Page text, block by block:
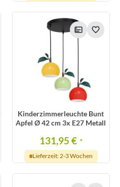
Kinderzimmerleuchte Bunt
Apfel Ø 42 cm 3x E27 Metall
131,95 € *
Lieferzeit: 2-3 Wochen